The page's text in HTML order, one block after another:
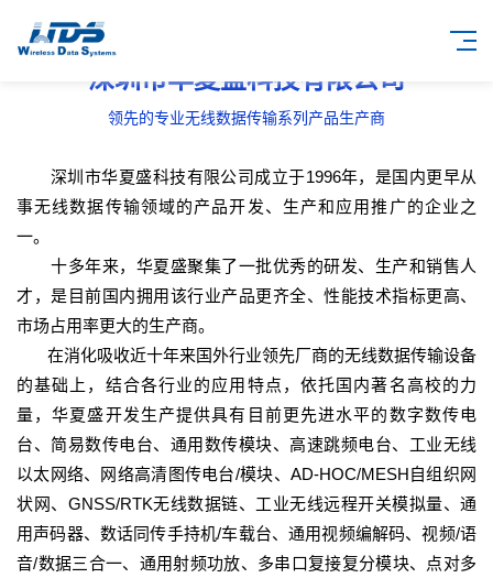
深圳市华夏盛科技有限公司
领先的专业无线数据传输系列产品生产商
深圳市华夏盛科技有限公司成立于1996年，是国内更早从
事无线数据传输领域的产品开发、生产和应用推广的企业之
一。
十多年来，华夏盛聚集了一批优秀的研发、生产和销售人
才，是目前国内拥用该行业产品更齐全、性能技术指标更高、
市场占用率更大的生产商。
在消化吸收近十年来国外行业领先厂商的无线数据传输设备
的基础上，结合各行业的应用特点，依托国内著名高校的力
量，华夏盛开发生产提供具有目前更先进水平的数字数传电
台、简易数传电台、通用数传模块、高速跳频电台、工业无线
以太网络、网络高清图传电台/模块、AD-HOC/MESH自组织网
状网、GNSS/RTK无线数据链、工业无线远程开关模拟量、通
用声码器、数话同传手持机/车载台、通用视频编解码、视频/语
音/数据三合一、通用射频功放、多串口复接复分模块、点对多